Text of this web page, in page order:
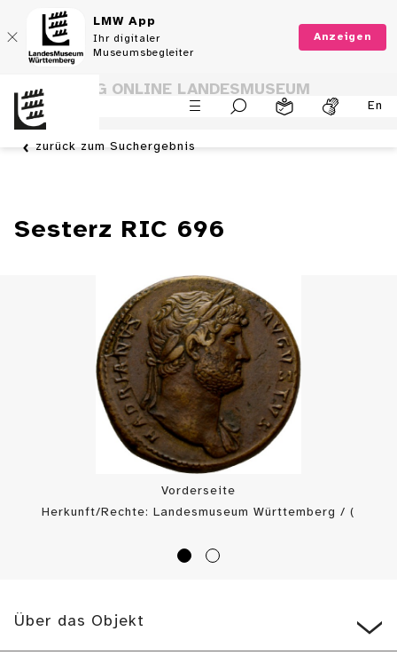
LMW App
Ihr digitaler
Museumsbegleiter
Anzeigen
En
SAMMLUNG ONLINE LANDESMUSEUM
WÜRTTEMBERG
zurück zum Suchergebnis
Sesterz RIC 696
Vorderseite
Herkunft/Rechte: Landesmuseum Württemberg / (
Über das Objekt